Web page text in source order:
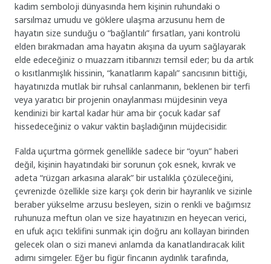
kadim semboloji dünyasında hem kişinin ruhundaki o
sarsılmaz umudu ve göklere ulaşma arzusunu hem de
hayatın size sunduğu o “bağlantılı” fırsatları, yani kontrolü
elden bırakmadan ama hayatın akışına da uyum sağlayarak
elde edeceğiniz o muazzam itibarınızı temsil eder; bu da artık
o kısıtlanmışlık hissinin, “kanatlarım kapalı” sancısının bittiği,
hayatınızda mutlak bir ruhsal canlanmanın, beklenen bir terfi
veya yaratıcı bir projenin onaylanması müjdesinin veya
kendinizi bir kartal kadar hür ama bir çocuk kadar saf
hissedeceğiniz o vakur vaktin başladığının müjdecisidir.
Falda uçurtma görmek genellikle sadece bir “oyun” haberi
değil, kişinin hayatındaki bir sorunun çok esnek, kıvrak ve
adeta “rüzgarı arkasına alarak” bir ustalıkla çözüleceğini,
çevrenizde özellikle size karşı çok derin bir hayranlık ve sizinle
beraber yükselme arzusu besleyen, sizin o renkli ve bağımsız
ruhunuza meftun olan ve size hayatınızın en heyecan verici,
en ufuk açıcı teklifini sunmak için doğru anı kollayan birinden
gelecek olan o sizi manevi anlamda da kanatlandıracak kilit
adımı simgeler. Eğer bu figür fincanın aydınlık tarafında,